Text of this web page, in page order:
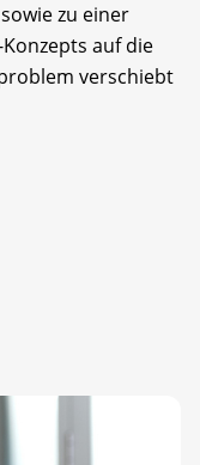
zu einer
auf die
verschiebt